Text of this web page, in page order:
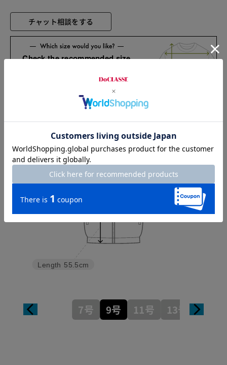
チャット相談をする
Check the recommended size
Length 55.5cm
Width 47cm
Shoulder width 38cm
7号 9号 11号 13号